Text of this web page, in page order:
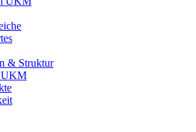
& Struktur
UKM